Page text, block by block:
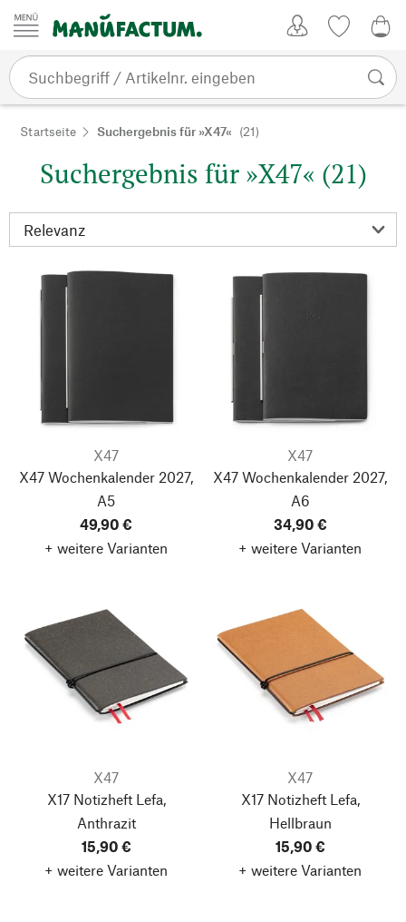
Zum Inhalt springen
Startseite Suchergebnis für »X47« (21)
Suchergebnis für »X47« (21)
X47
X47 Wochenkalender 2027,
A5
49,90 €
+ weitere Varianten
X47
X47 Wochenkalender 2027,
A6
34,90 €
+ weitere Varianten
X47
X17 Notizheft Lefa,
Anthrazit
15,90 €
+ weitere Varianten
X47
X17 Notizheft Lefa,
Hellbraun
15,90 €
+ weitere Varianten